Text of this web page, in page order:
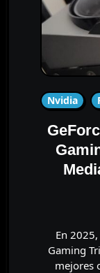
Nvidia
En 2025, la GeForce RTX 5060 Ti 8GB MSI
Gaming
mejores